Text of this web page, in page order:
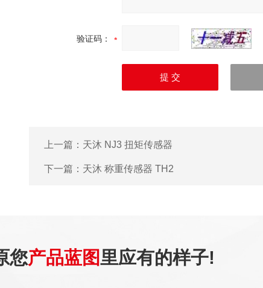
验证码：
上一篇： 天沐 NJ3 扭矩传感器
下一篇： 天沐 称重传感器 TH2
您产品蓝图里应有的样子!